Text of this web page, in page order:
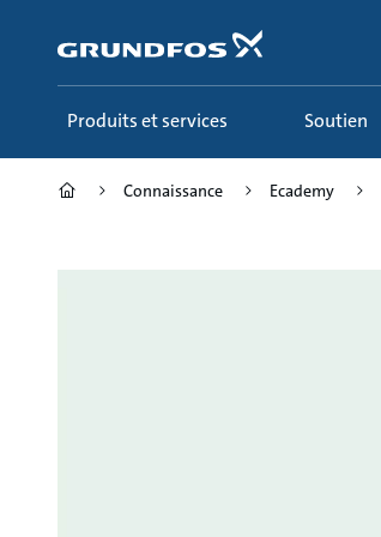
principal
Produits et services Soutien
Connaissance Ecademy